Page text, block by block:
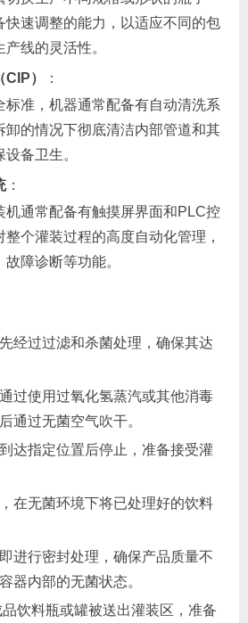
快速调整的能力，以适应不同的包
线的灵活性。
）
：
标准，机器通常配备有自动清洗系
卸的情况下彻底清洁内部管道和其
备卫生。
：
机通常配备有触摸屏界面和PLC控
个灌装过程的高度自动化管理，
障诊断等功能。
先经过过滤和杀菌处理，确保其达
过使用过氧化氢蒸汽或其他消毒
通过无菌空气吹干。
达指定位置后停止，准备接受灌
在无菌环境下将已处理好的饮料
进行密封处理，确保产品质量不
器内部的无菌状态。
饮料瓶或罐被送出灌装区，准备